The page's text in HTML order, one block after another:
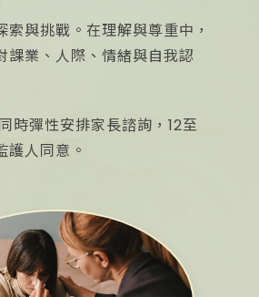
索與挑戰。在理解與尊重中，
課業、人際、情緒與自我認
時彈性安排家長諮詢，12至
護人同意。